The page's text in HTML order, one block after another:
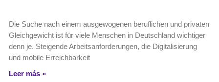
Die Suche nach einem ausgewogenen beruflichen und privaten
Gleichgewicht ist für viele Menschen in Deutschland wichtiger
denn je. Steigende Arbeitsanforderungen, die Digitalisierung
und mobile Erreichbarkeit
Leer más »